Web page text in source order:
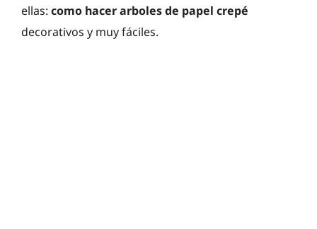
ellas: como hacer arboles de papel crepé
decorativos y muy fáciles.